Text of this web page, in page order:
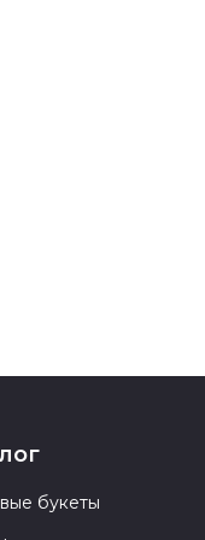
букеты